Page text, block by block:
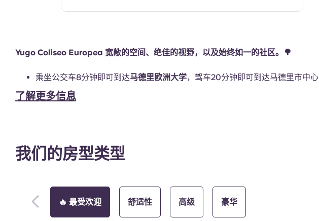
公共区域
Yugo Coliseo Europea 宽敞的空间、绝佳的视野，以及始终如一的社区。🌳
乘坐公交车8分钟即可到达马德里欧洲大学，驾车20分钟即可到达马德里市中心
了解更多信息
我们的房型类型
🔥 最受欢迎 舒适性 高级 豪华